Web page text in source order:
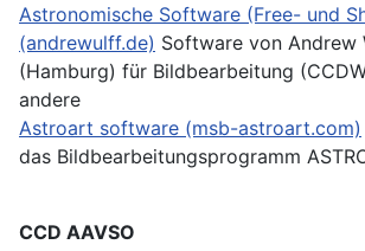
Astronomische Software (Free- und
(andrewulff.de) Software von Andrew
(Hamburg) für Bildbearbeitung
andere
Astroart software (msb-astroart.com)
das Bildbearbeitungsprogramm
CCD AAVSO